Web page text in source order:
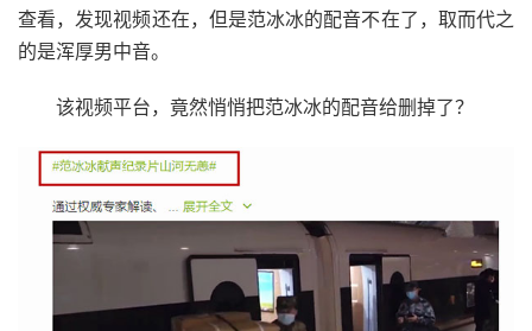
查看，发现视频还在，但是范冰冰的配音不在了，取而代之
的是浑厚男中音。
该视频平台，竟然悄悄把范冰冰的配音给删掉了？